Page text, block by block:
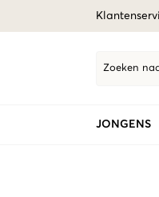
Zoeken
JONGENS